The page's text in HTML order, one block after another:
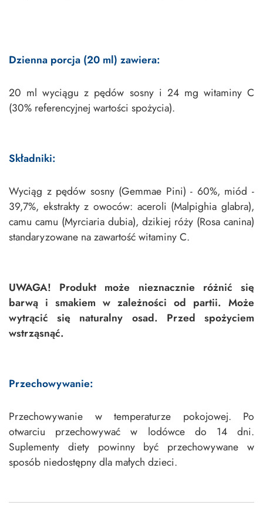
Dzienna porcja (20 ml) zawiera:
20 ml wyciągu z pędów sosny i 24 mg witaminy C
(30% referencyjnej wartości spożycia).
Składniki:
Wyciąg z pędów sosny (Gemmae Pini) - 60%, miód -
39,7%, ekstrakty z owoców: aceroli (Malpighia glabra),
camu camu (Myrciaria dubia), dzikiej róży (Rosa canina)
standaryzowane na zawartość witaminy C.
UWAGA! Produkt może nieznacznie różnić się
barwą i smakiem w zależności od partii. Może
wytrącić się naturalny osad. Przed spożyciem
wstrząsnąć.
Przechowywanie:
Przechowywanie w temperaturze pokojowej. Po
otwarciu przechowywać w lodówce do 14 dni.
Suplementy diety powinny być przechowywane w
sposób niedostępny dla małych dzieci.